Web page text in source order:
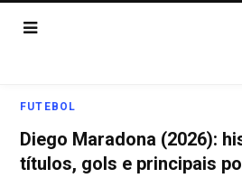
FUTEBOL
Diego Maradona (2026):
títulos, gols e principais